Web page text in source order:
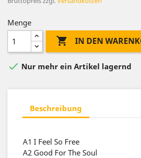
Menge
 IN DEN
 Nur mehr ein Artikel lagernd
Beschreibung
A1 I Feel So Free
A2 Good For The Soul